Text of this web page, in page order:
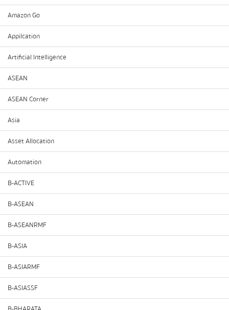
Amazon Go
Appilcation
Artificial Intelligence
ASEAN
ASEAN Corner
Asia
Asset Allocation
Automation
B-ACTIVE
B-ASEAN
B-ASEANRMF
B-ASIA
B-ASIARMF
B-ASIASSF